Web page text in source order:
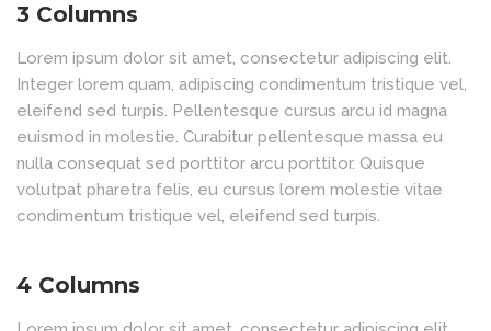
3 Columns
Lorem ipsum dolor sit amet, consectetur adipiscing elit.
Integer lorem quam, adipiscing condimentum tristique vel,
eleifend sed turpis. Pellentesque cursus arcu id magna
euismod in molestie. Curabitur pellentesque massa eu
nulla consequat sed porttitor arcu porttitor. Quisque
volutpat pharetra felis, eu cursus lorem molestie vitae
condimentum tristique vel, eleifend sed turpis.
4 Columns